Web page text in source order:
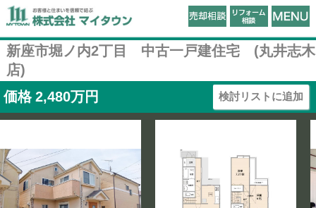
新座市堀ノ内2丁目 中古一戸建住宅 (丸井志木
店)
価格 2,480万円 検討リストに追加